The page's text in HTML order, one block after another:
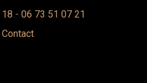
- 06 73 51 07 21
Contact